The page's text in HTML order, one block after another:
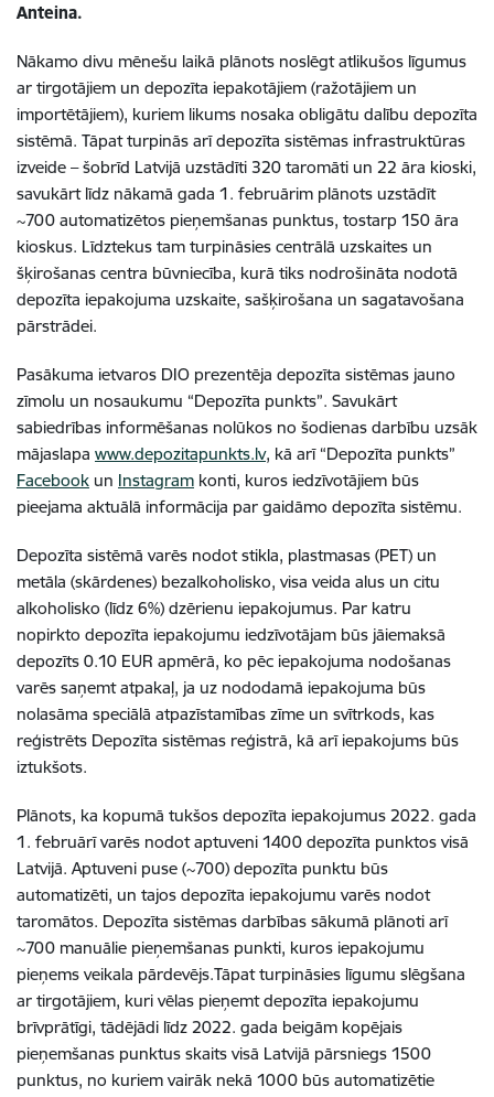
Anteina.
Nākamo divu mēnešu laikā plānots noslēgt atlikušos līgumus
ar tirgotājiem un depozīta iepakotājiem (ražotājiem un
importētājiem), kuriem likums nosaka obligātu dalību depozīta
sistēmā. Tāpat turpinās arī depozīta sistēmas infrastruktūras
izveide –šobrīd Latvijā uzstādīti 320 taromāti un 22 āra kioski,
savukārt līdz nākamā gada 1. februārim plānots uzstādīt
~700 automatizētos pieņemšanas punktus, tostarp 150 āra
kioskus. Līdztekus tam turpināsies centrālā uzskaites un
šķirošanas centra būvniecība, kurā tiks nodrošināta nodotā
depozīta iepakojuma uzskaite, sašķirošana un sagatavošana
pārstrādei.
Pasākuma ietvaros DIO prezentēja depozīta sistēmas jauno
zīmolu un nosaukumu “Depozīta punkts”. Savukārt
sabiedrības informēšanas nolūkos no šodienas darbību uzsāk
mājaslapa www.depozitapunkts.lv, kā arī “Depozīta punkts”
Facebook un Instagram konti, kuros iedzīvotājiem būs
pieejama aktuālā informācija par gaidāmo depozīta sistēmu.
Depozīta sistēmā varēs nodot stikla, plastmasas (PET) un
metāla (skārdenes) bezalkoholisko, visa veida alus un citu
alkoholisko (līdz 6%) dzērienu iepakojumus. Par katru
nopirkto depozīta iepakojumu iedzīvotājam būs jāiemaksā
depozīts 0.10 EUR apmērā, ko pēc iepakojuma nodošanas
varēs saņemt atpakaļ, ja uz nododamā iepakojuma būs
nolasāma speciālā atpazīstamības zīme un svītrkods, kas
reģistrēts Depozīta sistēmas reģistrā, kā arī iepakojums būs
iztukšots.
Plānots, ka kopumā tukšos depozīta iepakojumus 2022. gada
1. februārī varēs nodot aptuveni 1400 depozīta punktos visā
Latvijā. Aptuveni puse (~700) depozīta punktu būs
automatizēti, un tajos depozīta iepakojumu varēs nodot
taromātos. Depozīta sistēmas darbības sākumā plānoti arī
~700 manuālie pieņemšanas punkti, kuros iepakojumu
pieņems veikala pārdevējs.Tāpat turpināsies līgumu slēgšana
ar tirgotājiem, kuri vēlas pieņemt depozīta iepakojumu
brīvprātīgi, tādējādi līdz 2022. gada beigām kopējais
pieņemšanas punktus skaits visā Latvijā pārsniegs 1500
punktus, no kuriem vairāk nekā 1000 būs automatizētie